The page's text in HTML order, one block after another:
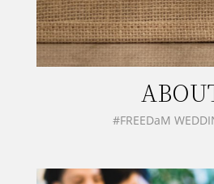
#FREEDaM